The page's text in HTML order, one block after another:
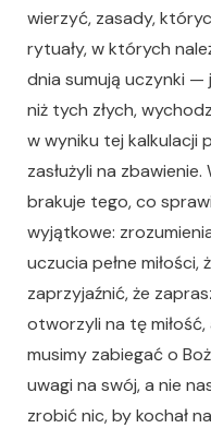
wierzyć, zasady,
rytuały, w których
dnia sumują uczynki —
niż tych złych,
w wyniku tej kalkulacji
zasłużyli na
brakuje tego, co
wyjątkowe:
uczucia pełne miłości,
zaprzyjaźnić, że
otworzyli na tę miłość,
musimy zabiegać o
uwagi na swój, a nie
zrobić nic, by kochał